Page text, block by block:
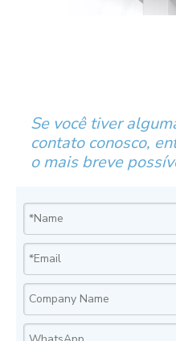
Se você tiver
contato conosco,
o mais breve